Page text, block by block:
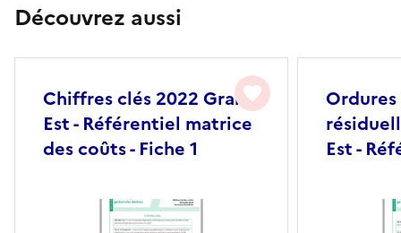
Découvrez aussi
Chiffres clés 2022 Grand
Est - Référentiel matrice
des coûts - Fiche 1
favorite
Est -